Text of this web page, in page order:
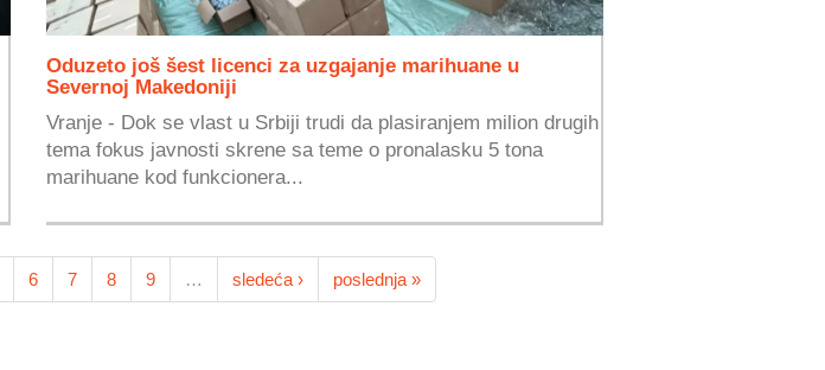
Oduzeto još šest licenci za uzgajanje marihuane u
Severnoj Makedoniji
Vranje - Dok se vlast u Srbiji trudi da plasiranjem milion drugih
tema fokus javnosti skrene sa teme o pronalasku 5 tona
marihuane kod funkcionera...
6 7 8 9 … sledeća › poslednja »